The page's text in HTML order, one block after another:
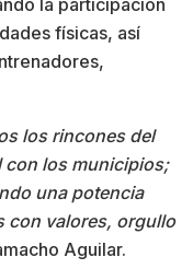
físicas, así
los rincones del
con los municipios;
una potencia
con valores, orgullo
Aguilar.